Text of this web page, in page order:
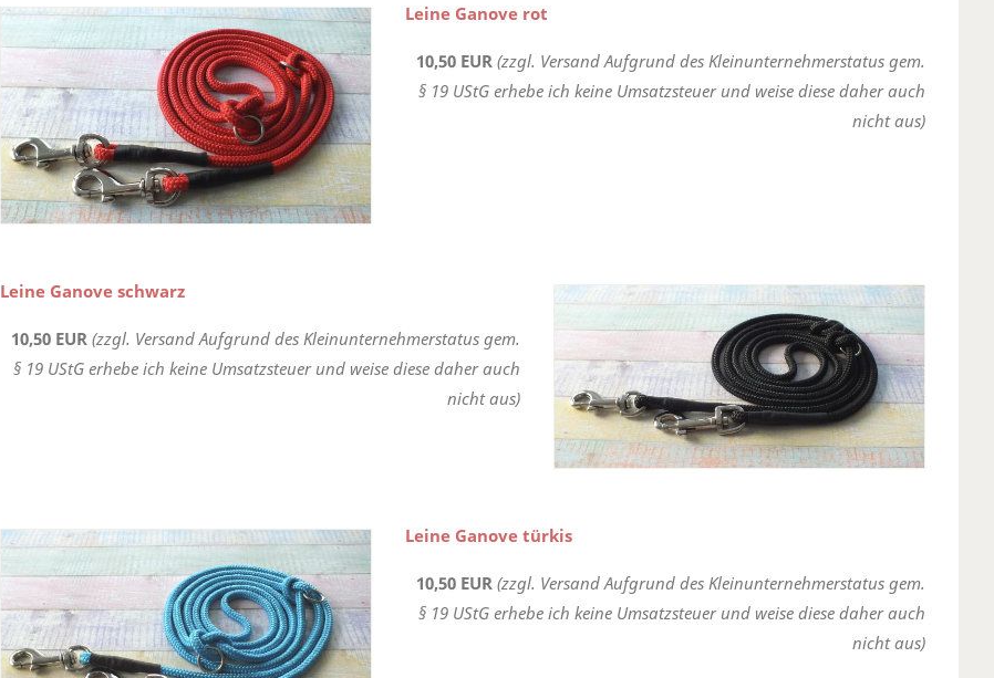
Leine Ganove rot
10,50 EUR (zzgl. Versand Aufgrund des Kleinunternehmerstatus gem.
§ 19 UStG erhebe ich keine Umsatzsteuer und weise diese daher auch
nicht aus)
Leine Ganove schwarz
10,50 EUR (zzgl. Versand Aufgrund des Kleinunternehmerstatus gem.
§ 19 UStG erhebe ich keine Umsatzsteuer und weise diese daher auch
nicht aus)
Leine Ganove türkis
10,50 EUR (zzgl. Versand Aufgrund des Kleinunternehmerstatus gem.
§ 19 UStG erhebe ich keine Umsatzsteuer und weise diese daher auch
nicht aus)